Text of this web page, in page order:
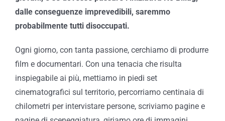
dalle conseguenze imprevedibili, saremmo
probabilmente tutti disoccupati.
Ogni giorno, con tanta passione, cerchiamo di produrre
film e documentari. Con una tenacia che risulta
inspiegabile ai più, mettiamo in piedi set
cinematografici sul territorio, percorriamo centinaia di
chilometri per intervistare persone, scriviamo pagine e